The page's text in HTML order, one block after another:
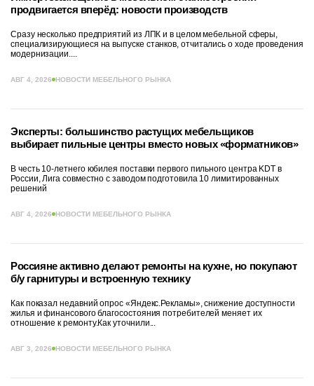
продвигается вперёд: новости производств
Сразу несколько предприятий из ЛПК и в целом мебельной сферы,
специализирующиеся на выпуске станков, отчитались о ходе проведения
модернизации....
АВГ 4, 2026 НОВОСТИ МЕБЕЛЬНОГО РЫНКА
Эксперты: большинство растущих мебельщиков
выбирает пильные центры вместо новых «форматников»
В честь 10-летнего юбилея поставки первого пильного центра KDT в
России, Лига совместно с заводом подготовила 10 лимитированных
решений
АВГ 4, 2026 НОВОСТИ МЕБЕЛЬНОГО РЫНКА
Россияне активно делают ремонты на кухне, но покупают
б/у гарнитуры и встроенную технику
Как показал недавний опрос «Яндекс.Рекламы», снижение доступности
жилья и финансового благосостояния потребителей меняет их
отношение к ремонту.Как уточнили...
АВГ 3, 2026 НОВОСТИ МЕБЕЛЬНОГО РЫНКА